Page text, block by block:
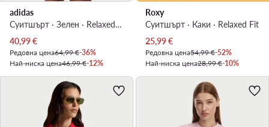
adidas
Суитшърт · Зелен · Relaxed Fit
Актуална цена
40,99€
Редовна цена64,99 €-36%
Най-ниска цена46,99 €-12%
Roxy
Суитшърт · Каки · Relaxed Fit
Актуална цена
25,99€
Редовна цена54,99 €-52%
Най-ниска цена28,99 €-10%